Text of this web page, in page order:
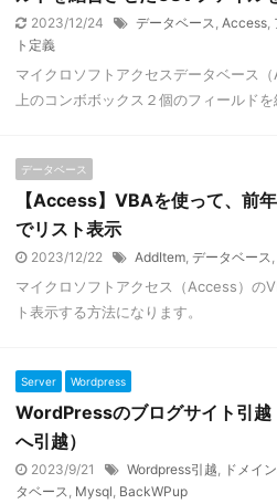
2023/12/24 データベース, Access,
ト定義
マイクロソフトアクセスデータベース
上のコンボボックス２個のフィールド
データベース
【Access】VBAを使って、前
でリスト表示
2023/12/22 AddItem, データベース,
マイクロソフトアクセス（Access）の
ト表示する方法になります。
Server Wordpress
WordPressのブログサイト引
へ引越）
2023/9/21 Wordpress引越, ドメイ
タベース, Mysql, BackWPup